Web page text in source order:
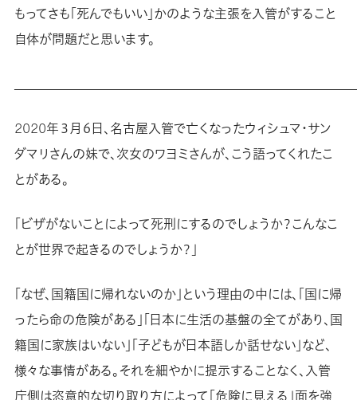
もってさも「死んでもいい」かのような主張を入管がすること
自体が問題だと思います。
2020年３月６日、名古屋入管で亡くなったウィシュマ・サン
ダマリさんの妹で、次女のワヨミさんが、こう語ってくれたこ
とがある。
「ビザがないことによって死刑にするのでしょうか？こんなこ
とが世界で起きるのでしょうか？」
「なぜ、国籍国に帰れないのか」という理由の中には、「国に帰
ったら命の危険がある」「日本に生活の基盤の全てがあり、国
籍国に家族はいない」「子どもが日本語しか話せない」など、
様々な事情がある。それを細やかに提示することなく、入管
庁側は恣意的な切り取り方によって「危険に見える」面を強